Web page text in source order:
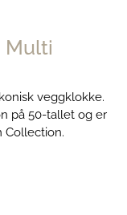
Multi
veggklokke.
på 50-tallet og er
Collection.